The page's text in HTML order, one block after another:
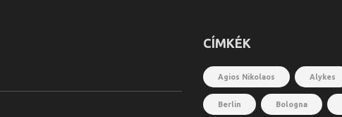
CÍMKÉK
Agios Nikolaos Alykes
Berlin Bologna